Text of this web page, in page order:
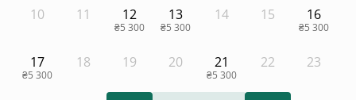
10 11 12
₴5 300
13
₴5 300
14 15 16
₴5 300
17
₴5 300
18 19 20 21
₴5 300
22 23